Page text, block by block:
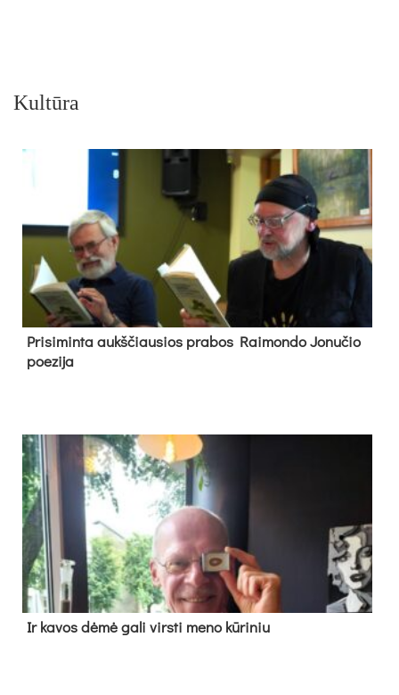
Kultūra
Pri­si­min­ta aukš­čiau­sios pra­bos Rai­mon­do Jo­nu­čio
poe­zi­ja
Ir ka­vos dė­mė ga­li virs­ti me­no kū­ri­niu